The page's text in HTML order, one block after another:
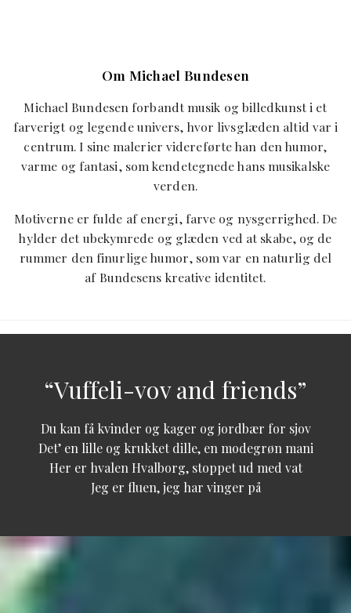
Om Michael Bundesen
Michael Bundesen forbandt musik og billedkunst i et
farverigt og legende univers, hvor livsglæden altid var i
centrum. I sine malerier videreførte han den humor,
varme og fantasi, som kendetegnede hans musikalske
verden.
Motiverne er fulde af energi, farve og nysgerrighed. De
hylder det ubekymrede og glæden ved at skabe, og de
rummer den finurlige humor, som var en naturlig del
af Bundesens kreative identitet.
“Vuffeli-vov and friends”
Du kan få kvinder og kager og jordbær for sjov
Det’ en lille og krukket dille, en modegrøn mani
Her er hvalen Hvalborg, stoppet ud med vat
Jeg er fluen, jeg har vinger på